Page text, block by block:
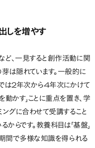
しを増やす
ど、一見すると創作活動に関
芽は隠れています。一般的に
は2年次から4年次にかけて
動かす」ことに重点を置き、学
グに合わせて受講すること
からです。教養科目は「基盤」
期間で多様な知識を得られる